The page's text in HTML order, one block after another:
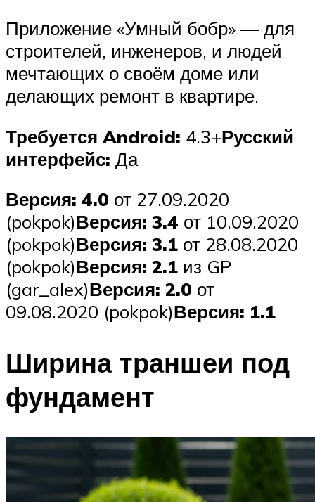
Приложение «Умный бобр» — для
строителей, инженеров, и людей
мечтающих о своём доме или
делающих ремонт в квартире.
Требуется Android: 4.3+Русский
интерфейс: Да
Версия: 4.0 от 27.09.2020
(pokpok)Версия: 3.4 от 10.09.2020
(pokpok)Версия: 3.1 от 28.08.2020
(pokpok)Версия: 2.1 из GP
(gar_alex)Версия: 2.0 от
09.08.2020 (pokpok)Версия: 1.1
Ширина траншеи под
фундамент